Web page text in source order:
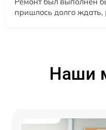
пришлось долго
Наши